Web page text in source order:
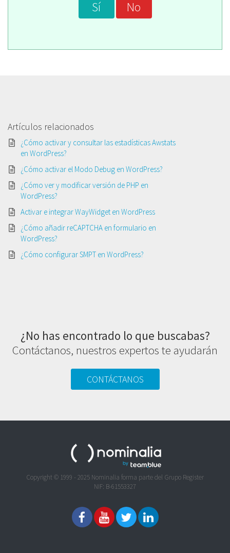
Sí
No
Artículos relacionados
¿Cómo activar y consultar las estadísticas Awstats
en WordPress?
¿Cómo activar el Modo Debug en WordPress?
¿Cómo ver y modificar versión de PHP en
WordPress?
Activar e integrar WayWidget en WordPress
¿Cómo añadir reCAPTCHA en formulario en
WordPress?
¿Cómo configurar SMPT en WordPress?
¿No has encontrado lo que buscabas?
Contáctanos, nuestros expertos te ayudarán
CONTÁCTANOS
Copyright © 1999 - 2025 Nominalia forma parte del Grupo Register
NIF: B-61553327